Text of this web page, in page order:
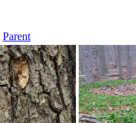
Parent